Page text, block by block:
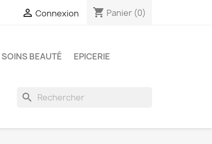
 Connexion shopping_cart Panier (0)
BEAUTÉ
EPICERIE
search